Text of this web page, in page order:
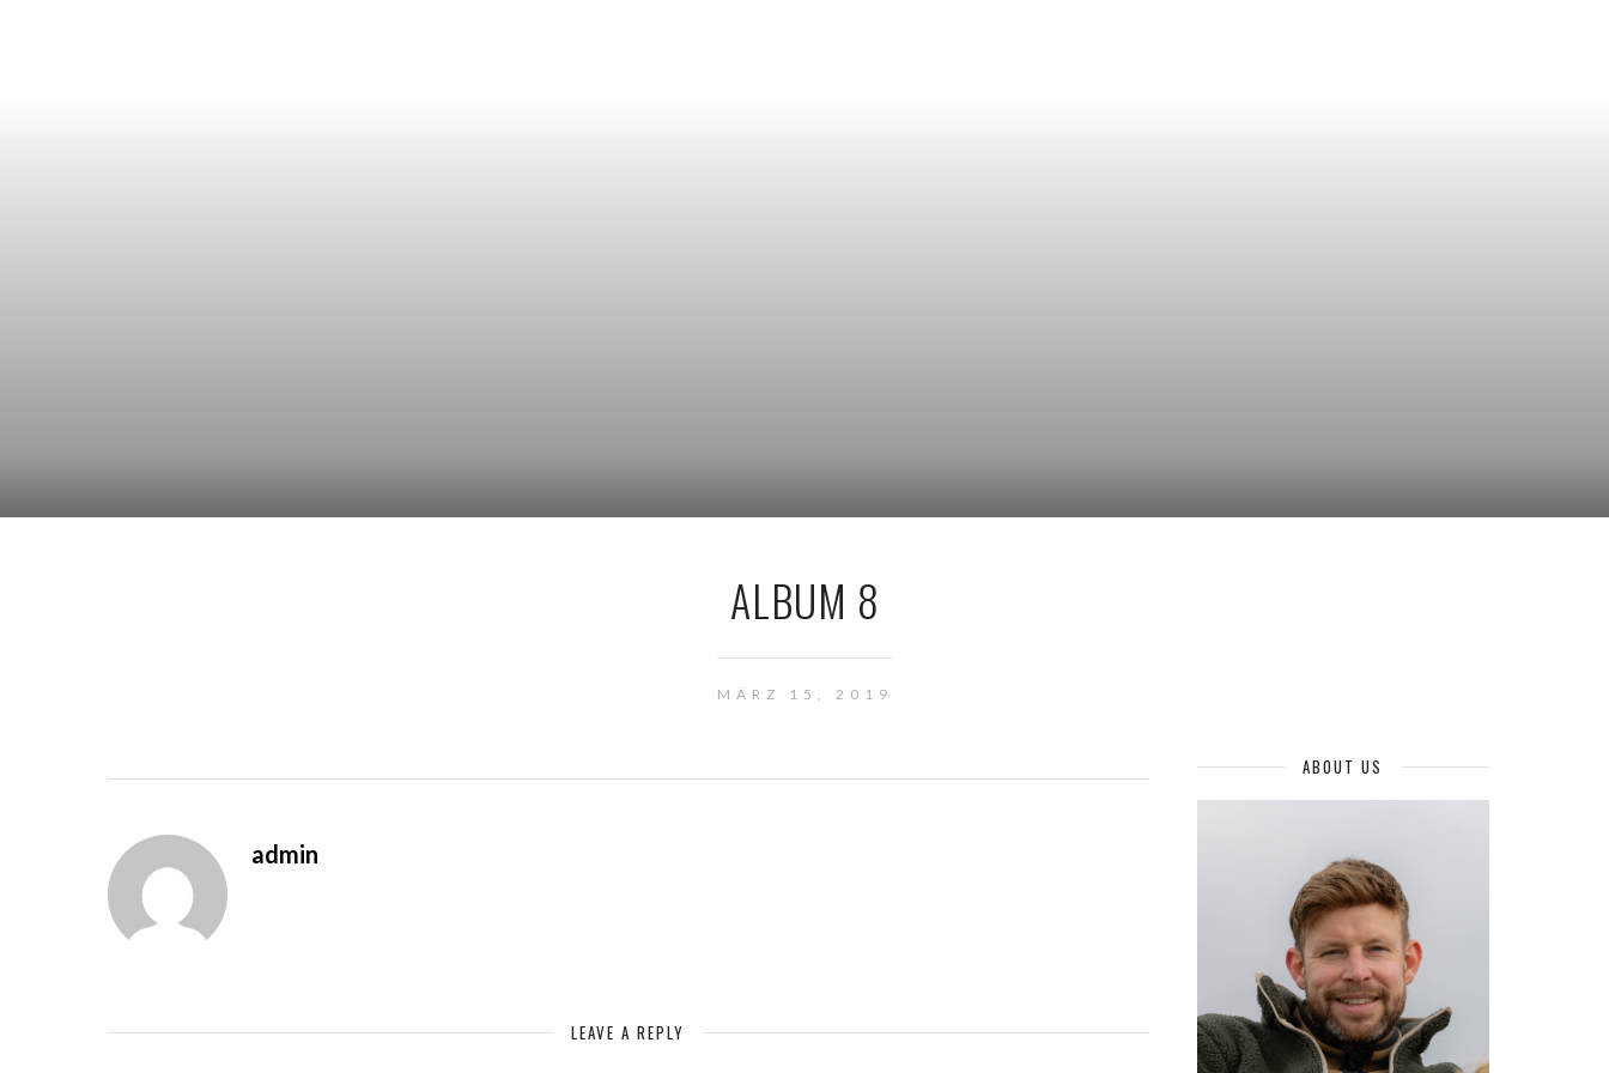
ALBUM 8
MÄRZ 15, 2019
admin
LEAVE A REPLY
ABOUT US